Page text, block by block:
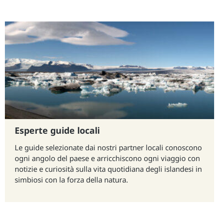
Esperte guide locali
Le guide selezionate dai nostri partner locali conoscono
ogni angolo del paese e arricchiscono ogni viaggio con
notizie e curiosità sulla vita quotidiana degli islandesi in
simbiosi con la forza della natura.